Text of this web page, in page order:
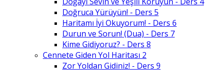
Doğruca Yürüyün! - Ders 5
Haritamı İyi Okuyorum! - Ders 6
Durun ve Sorun! (Dua) - Ders 7
Kime Gidiyoruz? - Ders 8
Cennete Giden Yol Haritası 2
Zor Yoldan Gidiniz! - Ders 9